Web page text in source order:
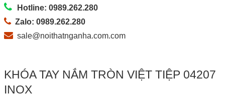
Hotline: 0989.262.280
Zalo: 0989.262.280
sale@noithatnganha.com.com
KHÓA TAY NẮM TRÒN VIỆT TIỆP 04207
INOX